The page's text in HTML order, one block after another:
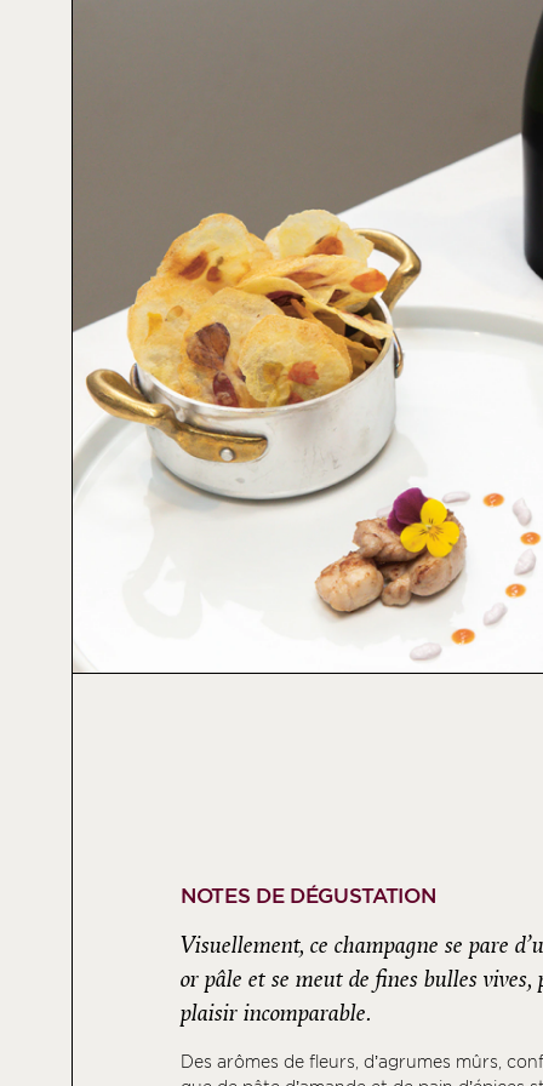
NOTES DE DÉGUSTATION
Visuellement, ce champagne se pare
or pâle et se meut de fines bulles vives,
plaisir incomparable.
Des arômes de fleurs, d’agrumes mûrs,